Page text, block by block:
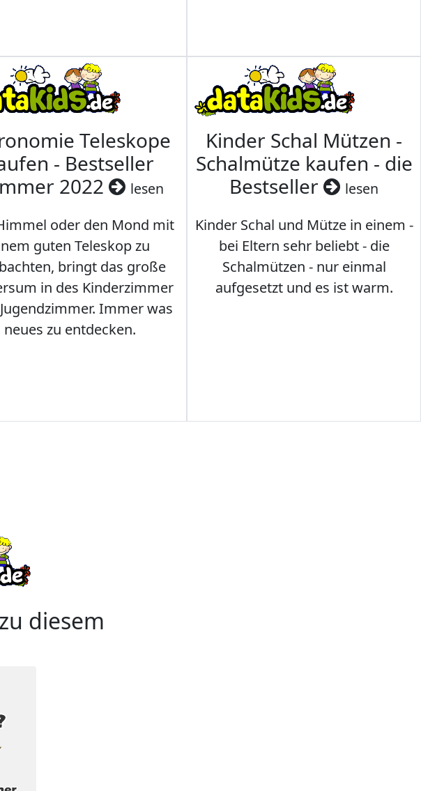
Teleskope
- Bestseller
2022
lesen
oder den Mond mit
guten Teleskop zu
bringt das große
in des Kinderzimmer
Immer was
neues zu entdecken.
Kinder Schal Mützen -
Schalmütze kaufen - die
Bestseller
lesen
Kinder Schal und Mütze in einem -
bei Eltern sehr beliebt - die
Schalmützen - nur einmal
aufgesetzt und es ist warm.
diesem